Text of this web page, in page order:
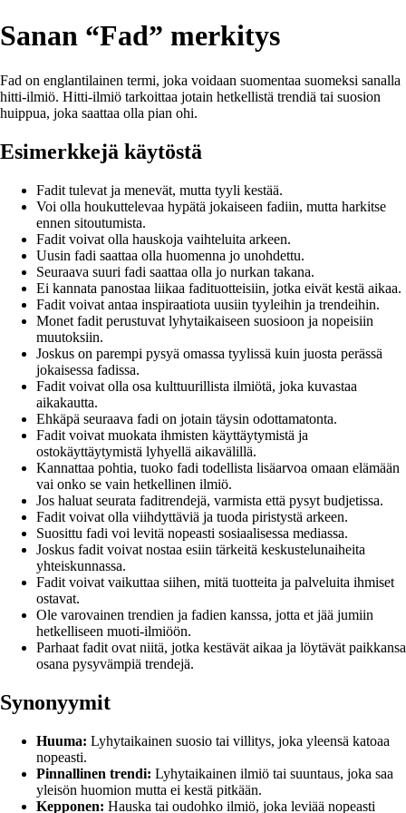
Sanan “Fad” merkitys
Fad on englantilainen termi, joka voidaan suomentaa suomeksi sanalla
hitti-ilmiö. Hitti-ilmiö tarkoittaa jotain hetkellistä trendiä tai suosion
huippua, joka saattaa olla pian ohi.
Esimerkkejä käytöstä
Fadit tulevat ja menevät, mutta tyyli kestää.
Voi olla houkuttelevaa hypätä jokaiseen fadiin, mutta harkitse
ennen sitoutumista.
Fadit voivat olla hauskoja vaihteluita arkeen.
Uusin fadi saattaa olla huomenna jo unohdettu.
Seuraava suuri fadi saattaa olla jo nurkan takana.
Ei kannata panostaa liikaa fadituotteisiin, jotka eivät kestä aikaa.
Fadit voivat antaa inspiraatiota uusiin tyyleihin ja trendeihin.
Monet fadit perustuvat lyhytaikaiseen suosioon ja nopeisiin
muutoksiin.
Joskus on parempi pysyä omassa tyylissä kuin juosta perässä
jokaisessa fadissa.
Fadit voivat olla osa kulttuurillista ilmiötä, joka kuvastaa
aikakautta.
Ehkäpä seuraava fadi on jotain täysin odottamatonta.
Fadit voivat muokata ihmisten käyttäytymistä ja
ostokäyttäytymistä lyhyellä aikavälillä.
Kannattaa pohtia, tuoko fadi todellista lisäarvoa omaan elämään
vai onko se vain hetkellinen ilmiö.
Jos haluat seurata faditrendejä, varmista että pysyt budjetissa.
Fadit voivat olla viihdyttäviä ja tuoda piristystä arkeen.
Suosittu fadi voi levitä nopeasti sosiaalisessa mediassa.
Joskus fadit voivat nostaa esiin tärkeitä keskustelunaiheita
yhteiskunnassa.
Fadit voivat vaikuttaa siihen, mitä tuotteita ja palveluita ihmiset
ostavat.
Ole varovainen trendien ja fadien kanssa, jotta et jää jumiin
hetkelliseen muoti-ilmiöön.
Parhaat fadit ovat niitä, jotka kestävät aikaa ja löytävät paikkansa
osana pysyvämpiä trendejä.
Synonyymit
Huuma: Lyhytaikainen suosio tai villitys, joka yleensä katoaa
nopeasti.
Pinnallinen trendi: Lyhytaikainen ilmiö tai suuntaus, joka saa
yleisön huomion mutta ei kestä pitkään.
Kepponen: Hauska tai oudohko ilmiö, joka leviää nopeasti